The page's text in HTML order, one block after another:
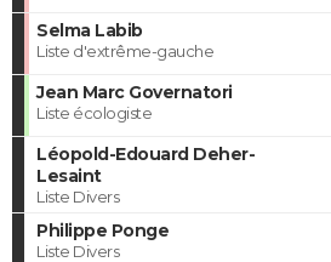
Selma Labib
Liste d'extrême-gauche
Jean Marc Governatori
Liste écologiste
Léopold-Edouard Deher-
Lesaint
Liste Divers
Philippe Ponge
Liste Divers